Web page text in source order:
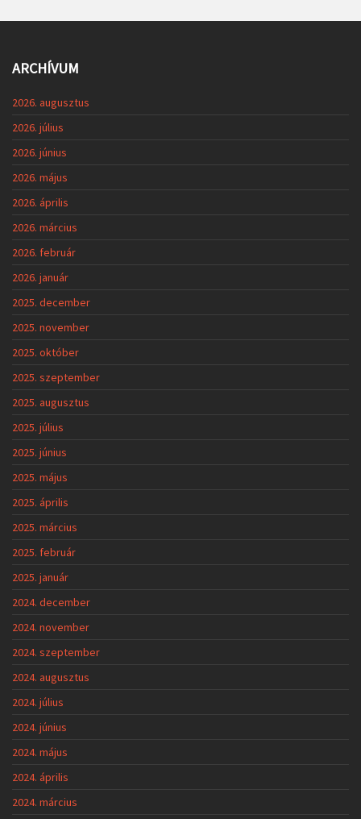
ARCHÍVUM
2026. augusztus
2026. július
2026. június
2026. május
2026. április
2026. március
2026. február
2026. január
2025. december
2025. november
2025. október
2025. szeptember
2025. augusztus
2025. július
2025. június
2025. május
2025. április
2025. március
2025. február
2025. január
2024. december
2024. november
2024. szeptember
2024. augusztus
2024. július
2024. június
2024. május
2024. április
2024. március